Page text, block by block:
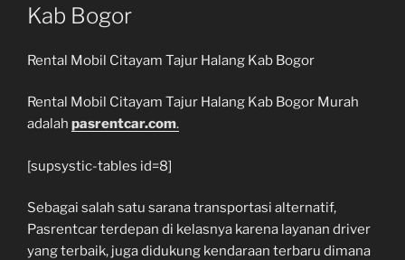
Kab Bogor
Rental Mobil Citayam Tajur Halang Kab Bogor
Rental Mobil Citayam Tajur Halang Kab Bogor Murah
adalah pasrentcar.com.
[supsystic-tables id=8]
Sebagai salah satu sarana transportasi alternatif,
Pasrentcar terdepan di kelasnya karena layanan driver
yang terbaik, juga didukung kendaraan terbaru dimana